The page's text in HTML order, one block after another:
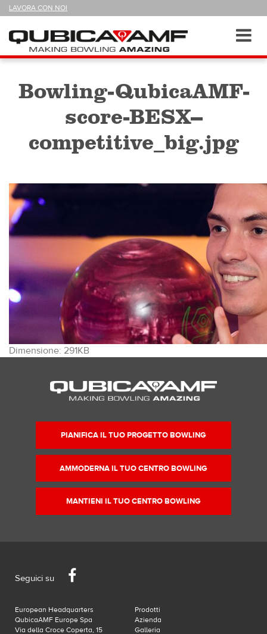
LAVORA CON NOI
SU
Sezioni
Bowling-QubicaAMF-
score-BESX--
competitive_big.jpg
Clicca
l'immagine
Dimensione: 291KB
PIANIFICA IL TUO PROGETTO BOWLING
AMMODERNA IL TUO CENTRO BOWLING
MANTIENI IL TUO CENTRO BOWLING
European Headquarters
QubicaAMF Europe Spa
Via della Croce Coperta, 15
Prodotti
Azienda
Galleria
Seguici su
Facebook